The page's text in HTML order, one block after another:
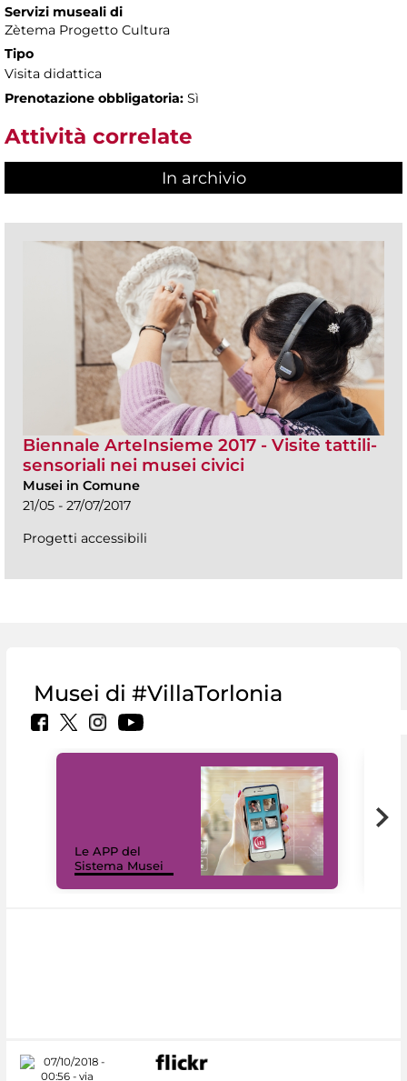
Servizi museali di
Zètema Progetto Cultura
Tipo
Visita didattica
Prenotazione obbligatoria: Sì
Attività correlate
In archivio
Biennale ArteInsieme 2017 - Visite tattili-
sensoriali nei musei civici
Musei in Comune
21/05 - 27/07/2017
Progetti accessibili
Musei di #VillaTorlonia
Le APP del
Sistema Musei